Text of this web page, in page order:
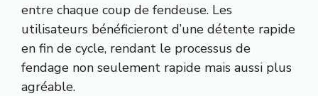
entre chaque coup de fendeuse. Les
utilisateurs bénéficieront d’une détente rapide
en fin de cycle, rendant le processus de
fendage non seulement rapide mais aussi plus
agréable.